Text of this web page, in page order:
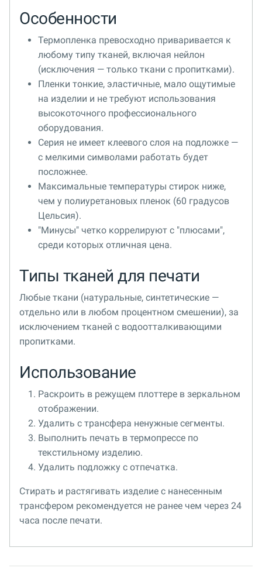
Особенности
Термопленка превосходно приваривается к
любому типу тканей, включая нейлон
(исключения — только ткани с пропитками).
Пленки тонкие, эластичные, мало ощутимые
на изделии и не требуют использования
высокоточного профессионального
оборудования.
Серия не имеет клеевого слоя на подложке —
с мелкими символами работать будет
посложнее.
Максимальные температуры стирок ниже,
чем у полиуретановых пленок (60 градусов
Цельсия).
"Минусы" четко коррелируют с "плюсами",
среди которых отличная цена.
Типы тканей для печати
Любые ткани (натуральные, синтетические —
отдельно или в любом процентном смешении), за
исключением тканей с водоотталкивающими
пропитками.
Использование
Раскроить в режущем плоттере в зеркальном
отображении.
Удалить с трансфера ненужные сегменты.
Выполнить печать в термопрессе по
текстильному изделию.
Удалить подложку с отпечатка.
Стирать и растягивать изделие с нанесенным
трансфером рекомендуется не ранее чем через 24
часа после печати.